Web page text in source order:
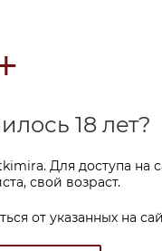
18 лет?
Для доступа на
свой возраст.
от указанных на